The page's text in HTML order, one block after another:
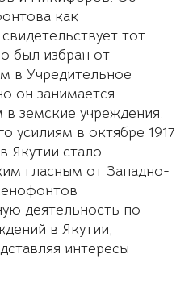
как
тот
был избран от
в Учредительное
он занимается
земские учреждения.
усилиям в октябре 1917
Якутии стало
гласным от Западно-
деятельность по
в Якутии,
интересы